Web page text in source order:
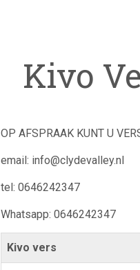
Kivo
OP AFSPRAAK KUNT U
email: info@clydevalley.nl
tel: 0646242347
Whatsapp: 0646242347
Kivo vers